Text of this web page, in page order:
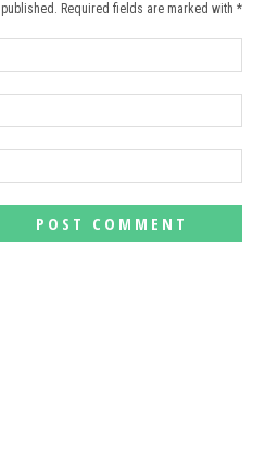
Required fields are marked with *